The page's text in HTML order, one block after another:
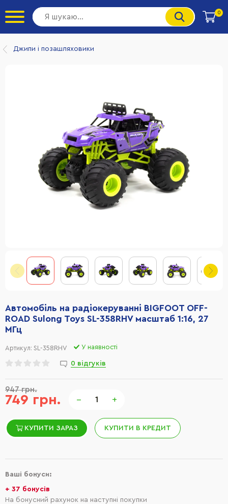
0
Джипи і позашляховики
947 грн.
749 грн. − +
КУПИТИ ЗАРАЗ КУПИТИ В КРЕДИТ
Автомобіль на радіокеруванні BIGFOOT OFF-
ROAD Sulong Toys SL-358RHV масштаб 1:16, 27
МГц
Артикул: SL-358RHV У наявності
0 відгуків
Ваші бонуси:
+ 37 бонусів
На бонусний рахунок на наступні покупки